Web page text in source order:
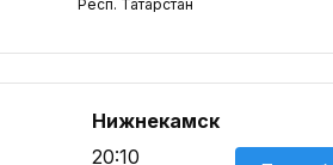
Респ. Татарстан
Нижнекамск
20:10